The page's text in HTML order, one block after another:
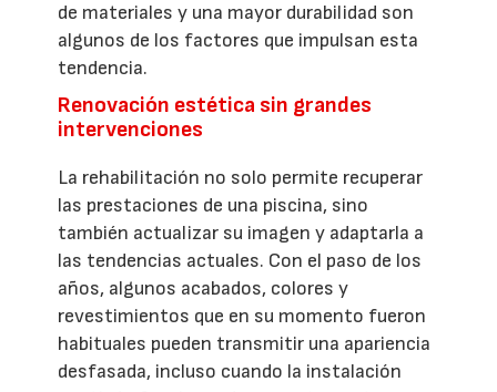
de materiales y una mayor durabilidad son
algunos de los factores que impulsan esta
tendencia.
Renovación estética sin grandes
intervenciones
La rehabilitación no solo permite recuperar
las prestaciones de una piscina, sino
también actualizar su imagen y adaptarla a
las tendencias actuales. Con el paso de los
años, algunos acabados, colores y
revestimientos que en su momento fueron
habituales pueden transmitir una apariencia
desfasada, incluso cuando la instalación